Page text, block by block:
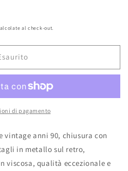
al check-out.
di pagamento
vintage anni 90, chiusura con
in metallo sul retro,
viscosa, qualità eccezionale e